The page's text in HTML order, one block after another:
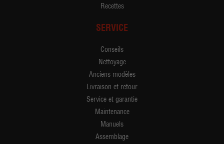
Recettes
SERVICE
Conseils
Nettoyage
Anciens modèles
Livraison et retour
Service et garantie
Maintenance
Manuels
Assemblage